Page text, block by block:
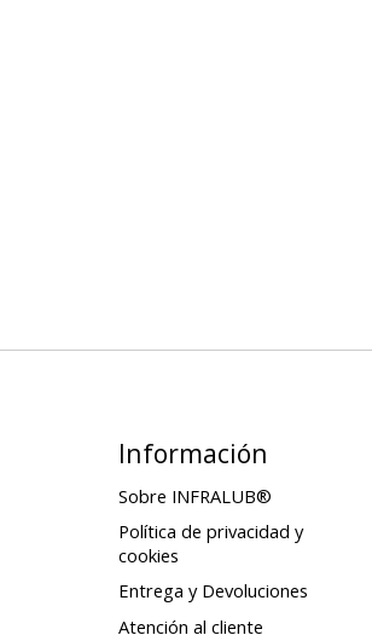
Información
Sobre INFRALUB®
Política de privacidad y
cookies
Entrega y Devoluciones
Atención al cliente